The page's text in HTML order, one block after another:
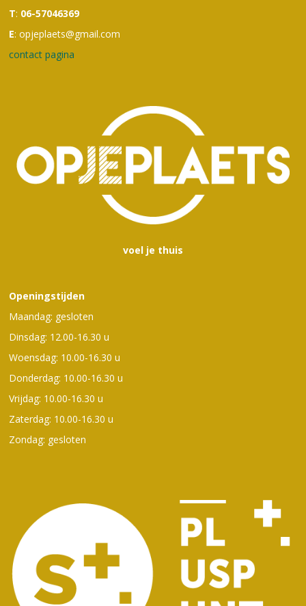
T: 06-57046369
E: opjeplaets@gmail.com
contact pagina
voel je thuis
Openingstijden
Maandag: gesloten
Dinsdag: 12.00-16.30 u
Woensdag: 10.00-16.30 u
Donderdag: 10.00-16.30 u
Vrijdag: 10.00-16.30 u
Zaterdag: 10.00-16.30 u
Zondag: gesloten